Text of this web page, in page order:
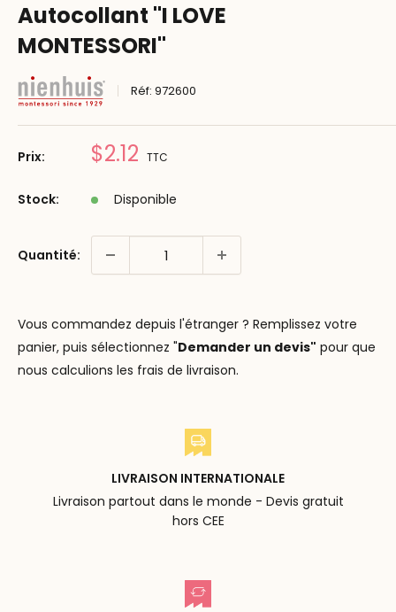
Autocollant "I LOVE
MONTESSORI"
Réf:972600
Prix: Prix
$2.12 TTC
Stock: Disponible
Quantité:
Vous commandez depuis l'étranger ? Remplissez votre
panier, puis sélectionnez "Demander un devis" pour que
nous calculions les frais de livraison.
LIVRAISON INTERNATIONALE
Livraison partout dans le monde - Devis gratuit
hors CEE